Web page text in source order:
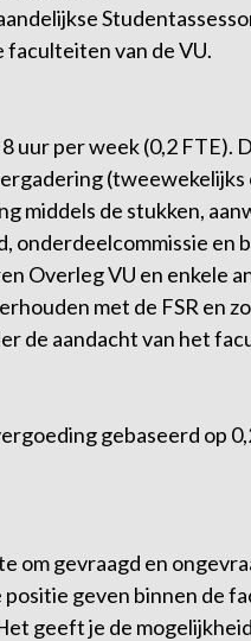
faculteiten van de VU.
uur per week (0,2 FTE).
middels de stukken,
onderdeelcommissie en
Overleg VU en enkele
met de FSR en
de aandacht van het
gebaseerd op
om gevraagd en
geven binnen de
geeft je de